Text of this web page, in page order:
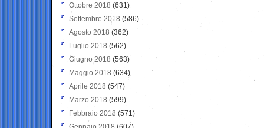
Ottobre 2018 (631)
Settembre 2018 (586)
Agosto 2018 (362)
Luglio 2018 (562)
Giugno 2018 (563)
Maggio 2018 (634)
Aprile 2018 (547)
Marzo 2018 (599)
Febbraio 2018 (571)